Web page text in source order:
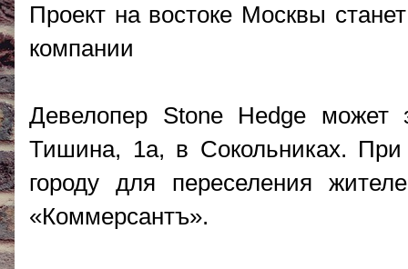
Проект на востоке Москвы
компании
Девелопер Stone Hedge может
Тишина, 1а, в Сокольниках.
городу для переселения
«Коммерсантъ».